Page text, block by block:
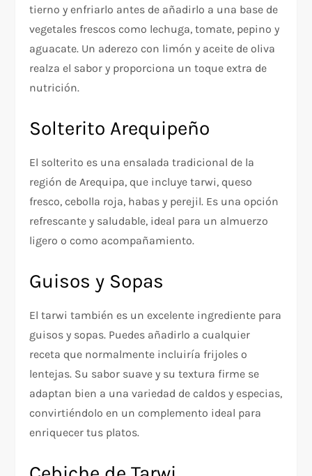
tierno y enfriarlo antes de añadirlo a una base de
vegetales frescos como lechuga, tomate, pepino y
aguacate. Un aderezo con limón y aceite de oliva
realza el sabor y proporciona un toque extra de
nutrición.
Solterito Arequipeño
El solterito es una ensalada tradicional de la
región de Arequipa, que incluye tarwi, queso
fresco, cebolla roja, habas y perejil. Es una opción
refrescante y saludable, ideal para un almuerzo
ligero o como acompañamiento.
Guisos y Sopas
El tarwi también es un excelente ingrediente para
guisos y sopas. Puedes añadirlo a cualquier
receta que normalmente incluiría frijoles o
lentejas. Su sabor suave y su textura firme se
adaptan bien a una variedad de caldos y especias,
convirtiéndolo en un complemento ideal para
enriquecer tus platos.